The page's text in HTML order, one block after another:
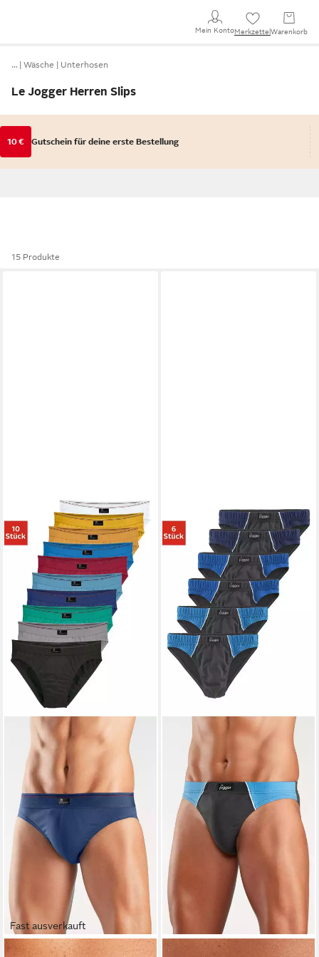
Mein KontoMerkzettel Warenkorb
… Wäsche Unterhosen
Le Jogger Herren Slips
10 € Gutschein für deine erste Bestellung
15 Produkte
Fast ausverkauft